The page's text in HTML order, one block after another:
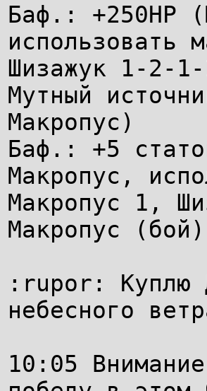
Баф.: +250НР
Шизажук 1-2-
Мутный
Макропус)
Баф.: +5
Макропус,
Макропус 1,
Макропус
:rupor: Куплю
небесного
10:05